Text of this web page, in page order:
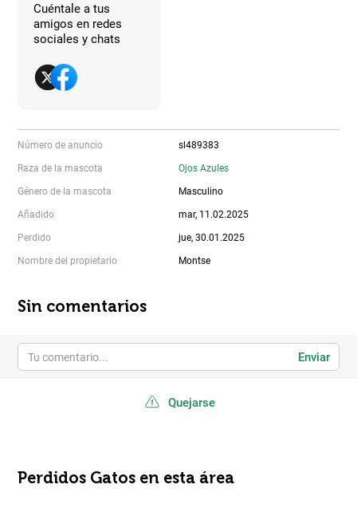
Cuéntale a tus
amigos en redes
sociales y chats
Número de anuncio sl489383
Raza de la mascota Ojos Azules
Género de la mascota Masculino
Añadido mar, 11.02.2025
Perdido jue, 30.01.2025
Nombre del propietario Montse
Sin comentarios
Enviar
Quejarse
Perdidos Gatos en esta área